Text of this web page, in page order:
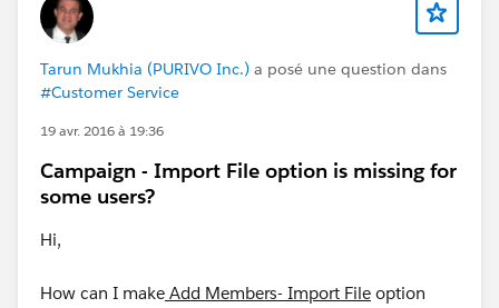
Tarun Mukhia (PURIVO Inc.) a posé une question dans
#Customer Service
19 avr. 2016 à 19:36
Campaign - Import File option is missing for
some users?
Hi,
How can I make Add Members- Import File option